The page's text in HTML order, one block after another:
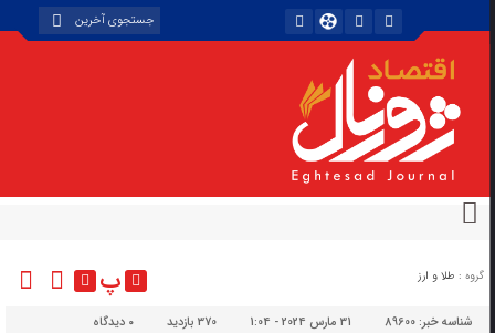
گروه : طلا و ارز پ
شناسه خبر:89600 31 مارس 2024 - 1:04 370 بازدید دیدگاه